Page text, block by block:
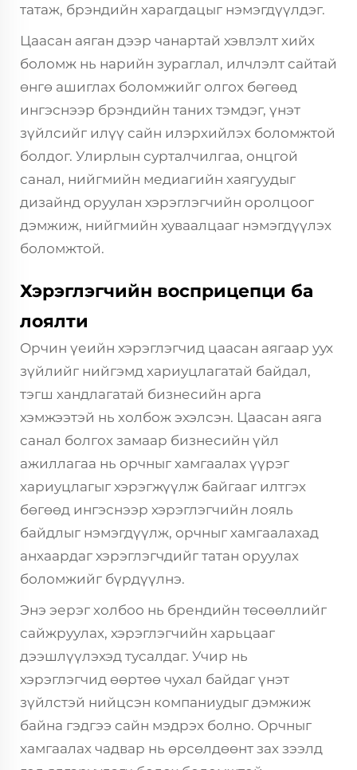
татаж, брэндийн харагдацыг нэмэгдүүлдэг.
Цаасан аяган дээр чанартай хэвлэлт хийх
боломж нь нарийн зураглал, илчлэлт сайтай
өнгө ашиглах боломжийг олгох бөгөөд
ингэснээр брэндийн таних тэмдэг, үнэт
зүйлсийг илүү сайн илэрхийлэх боломжтой
болдог. Улирлын сурталчилгаа, онцгой
санал, нийгмийн медиагийн хаягуудыг
дизайнд оруулан хэрэглэгчийн оролцоог
дэмжиж, нийгмийн хуваалцааг нэмэгдүүлэх
боломжтой.
Хэрэглэгчийн восприцепци ба
лоялти
Орчин үеийн хэрэглэгчид цаасан аягаар уух
зүйлийг нийгэмд хариуцлагатай байдал,
тэгш хандлагатай бизнесийн арга
хэмжээтэй нь холбож эхэлсэн. Цаасан аяга
санал болгох замаар бизнесийн үйл
ажиллагаа нь орчныг хамгаалах үүрэг
хариуцлагыг хэрэгжүүлж байгааг илтгэх
бөгөөд ингэснээр хэрэглэгчийн лояль
байдлыг нэмэгдүүлж, орчныг хамгаалахад
анхаардаг хэрэглэгчдийг татан оруулах
боломжийг бүрдүүлнэ.
Энэ эерэг холбоо нь брендийн төсөөллийг
сайжруулах, хэрэглэгчийн харьцааг
дээшлүүлэхэд тусалдаг. Учир нь
хэрэглэгчид өөртөө чухал байдаг үнэт
зүйлстэй нийцсэн компаниудыг дэмжиж
байна гэдгээ сайн мэдрэх болно. Орчныг
хамгаалах чадвар нь өрсөлдөөнт зах зээлд